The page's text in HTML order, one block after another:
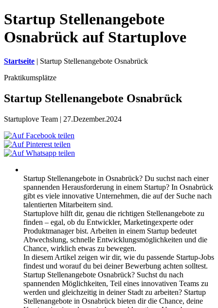
Startup Stellenangebote
Osnabrück auf Startuplove
Startseite | Startup Stellenangebote Osnabrück
Praktikumsplätze
Startup Stellenangebote Osnabrück
Startuplove Team | 27.Dezember.2024
Startup Stellenangebote in Osnabrück? Du suchst nach einer
spannenden Herausforderung in einem Startup? In Osnabrück
gibt es viele innovative Unternehmen, die auf der Suche nach
talentierten Mitarbeitern sind.
Startuplove hilft dir, genau die richtigen Stellenangebote zu
finden – egal, ob du Entwickler, Marketingexperte oder
Produktmanager bist. Arbeiten in einem Startup bedeutet
Abwechslung, schnelle Entwicklungsmöglichkeiten und die
Chance, wirklich etwas zu bewegen.
In diesem Artikel zeigen wir dir, wie du passende Startup-Jobs
findest und worauf du bei deiner Bewerbung achten solltest.
Startup Stellenangebote Osnabrück? Suchst du nach
spannenden Möglichkeiten, Teil eines innovativen Teams zu
werden und gleichzeitig in deiner Stadt zu arbeiten? Startup
Stellenangebote in Osnabrück bieten dir die Chance, deine